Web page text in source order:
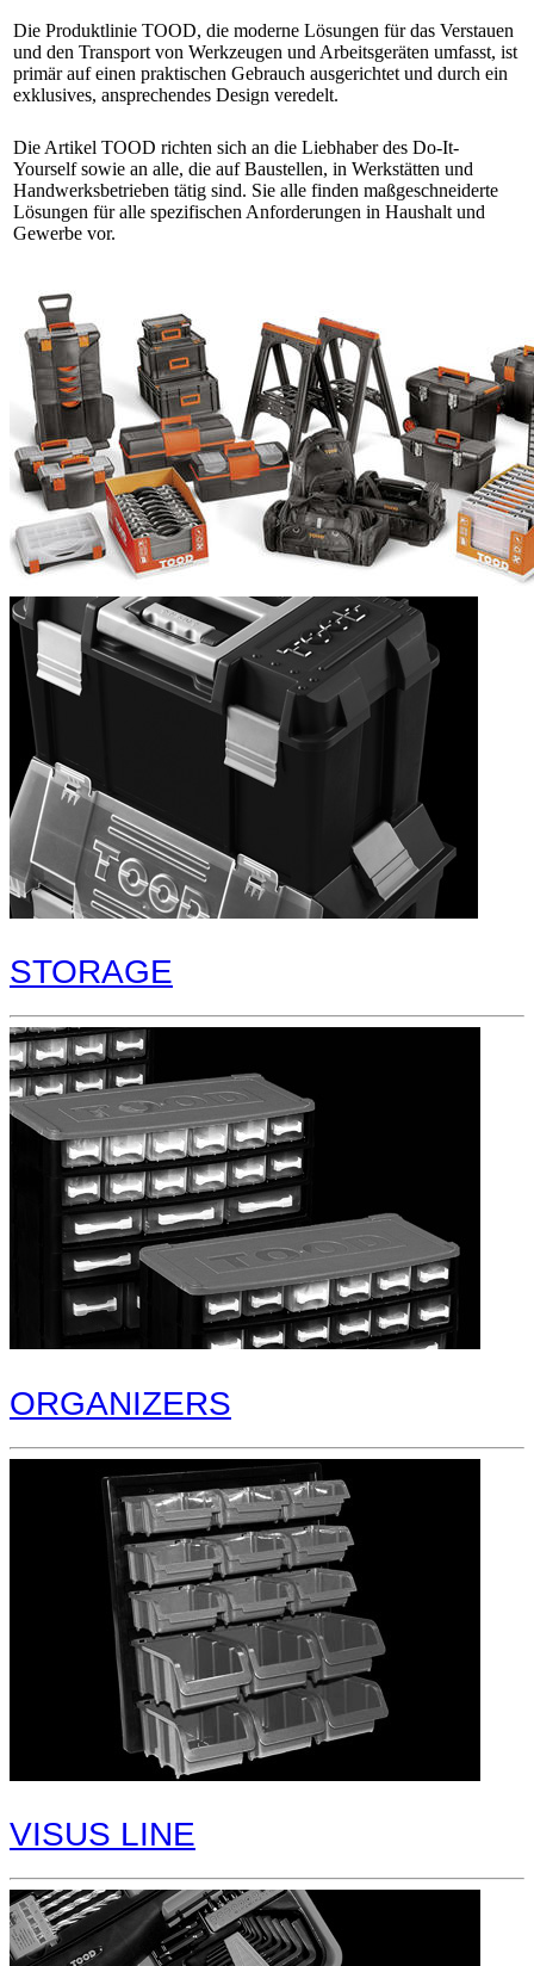
Die Produktlinie TOOD, die moderne Lösungen für das Verstauen
und den Transport von Werkzeugen und Arbeitsgeräten umfasst, ist
primär auf einen praktischen Gebrauch ausgerichtet und durch ein
exklusives, ansprechendes Design veredelt.
Die Artikel TOOD richten sich an die Liebhaber des Do-It-
Yourself sowie an alle, die auf Baustellen, in Werkstätten und
Handwerksbetrieben tätig sind. Sie alle finden maßgeschneiderte
Lösungen für alle spezifischen Anforderungen in Haushalt und
Gewerbe vor.
STORAGE
ORGANIZERS
VISUS LINE